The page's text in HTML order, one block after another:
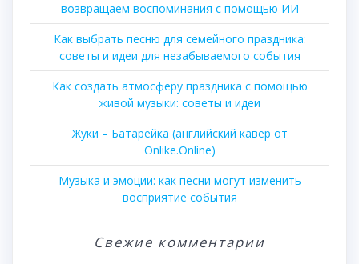
возвращаем воспоминания с помощью ИИ
Как выбрать песню для семейного праздника:
советы и идеи для незабываемого события
Как создать атмосферу праздника с помощью
живой музыки: советы и идеи
Жуки – Батарейка (английский кавер от
Onlike.Online)
Музыка и эмоции: как песни могут изменить
восприятие события
Свежие комментарии